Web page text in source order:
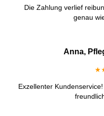
Die Zahlung verlief
genau
Anna,
Exzellenter